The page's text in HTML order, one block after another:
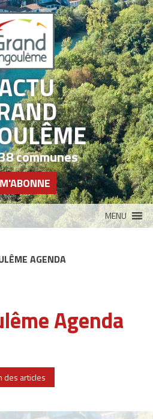
communes
MENU
AGENDA
Agenda
des articles